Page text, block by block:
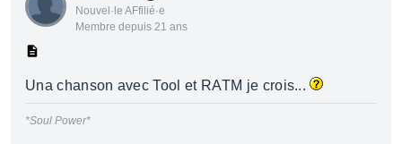
Nouvel·le AFfilié·e
Membre depuis 21 ans
Una chanson avec Tool et RATM je crois...
*Soul Power*